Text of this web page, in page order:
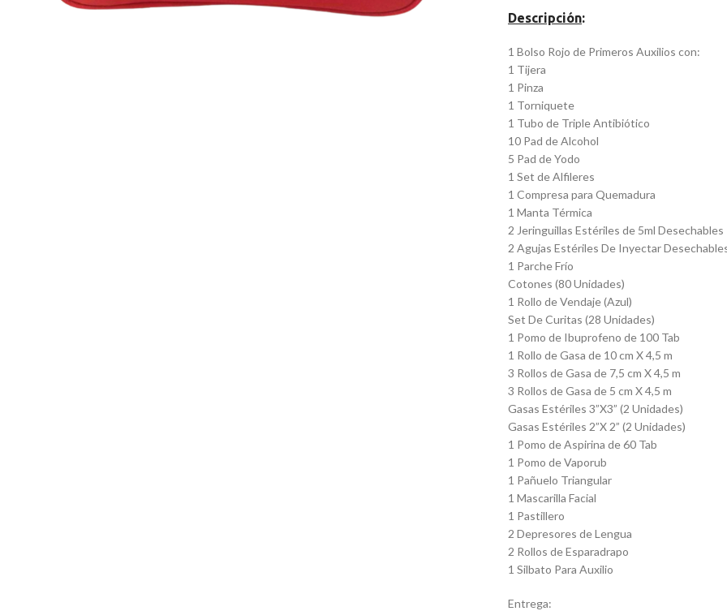
Descripción:
1 Bolso Rojo de Primeros Auxilios con:
1 Tijera
1 Pinza
1 Torniquete
1 Tubo de Triple Antibiótico
10 Pad de Alcohol
5 Pad de Yodo
1 Set de Alfileres
1 Compresa para Quemadura
1 Manta Térmica
2 Jeringuillas Estériles de 5ml Desechables
2 Agujas Estériles De Inyectar
1 Parche Frío
Cotones (80 Unidades)
1 Rollo de Vendaje (Azul)
Set De Curitas (28 Unidades)
1 Pomo de Ibuprofeno de 100 Tab
1 Rollo de Gasa de 10 cm X 4,5 m
3 Rollos de Gasa de 7,5 cm X 4,5 m
3 Rollos de Gasa de 5 cm X 4,5 m
Gasas Estériles 3”X3” (2 Unidades)
Gasas Estériles 2”X 2” (2 Unidades)
1 Pomo de Aspirina de 60 Tab
1 Pomo de Vaporub
1 Pañuelo Triangular
1 Mascarilla Facial
1 Pastillero
2 Depresores de Lengua
2 Rollos de Esparadrapo
1 Silbato Para Auxilio
Entrega: